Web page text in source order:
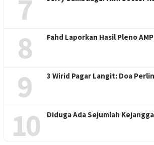
7
8 Fahd Laporkan Hasil Pleno
9 3 Wirid Pagar Langit: Doa
10 Diduga Ada Sejumlah